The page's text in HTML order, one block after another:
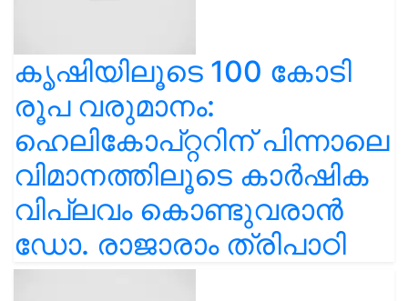
കൃഷിയിലൂടെ 100 കോടി
രൂപ വരുമാനം:
ഹെലികോപ്റ്ററിന് പിന്നാലെ
വിമാനത്തിലൂടെ കാർഷിക
വിപ്ലവം കൊണ്ടുവരാൻ
ഡോ. രാജാരാം ത്രിപാഠി